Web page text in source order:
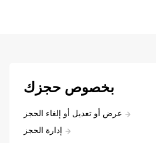
بخصوص حجزك
عرض أو تعديل أو إلغاء الحجز
إدارة الحجز